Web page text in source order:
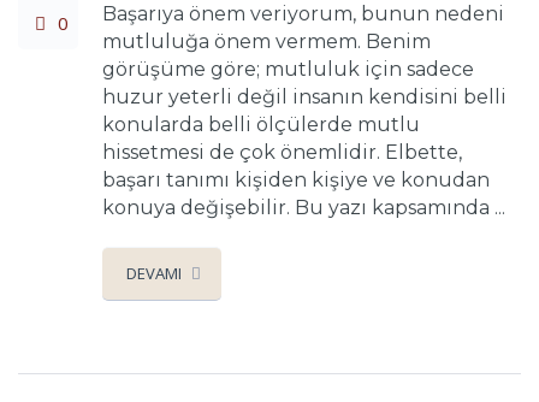
0
Başarıya önem veriyorum, bunun nedeni
mutluluğa önem vermem. Benim
görüşüme göre; mutluluk için sadece
huzur yeterli değil insanın kendisini belli
konularda belli ölçülerde mutlu
hissetmesi de çok önemlidir. Elbette,
başarı tanımı kişiden kişiye ve konudan
konuya değişebilir. Bu yazı kapsamında ...
DEVAMI